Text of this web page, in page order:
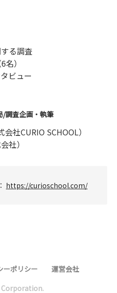
る調査
）
ビュー
/調査企画・執筆
社CURIO SCHOOL）
社）
https://curioschool.com/
ーポリシー
運営会社
Corporation.